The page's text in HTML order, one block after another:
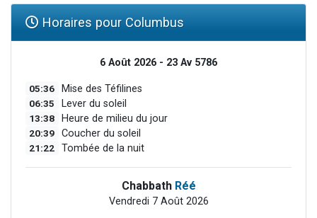
Horaires pour Columbus
6 Août 2026 - 23 Av 5786
05:36 Mise des Téfilines
06:35 Lever du soleil
13:38 Heure de milieu du jour
20:39 Coucher du soleil
21:22 Tombée de la nuit
Chabbath Réé
Vendredi 7 Août 2026